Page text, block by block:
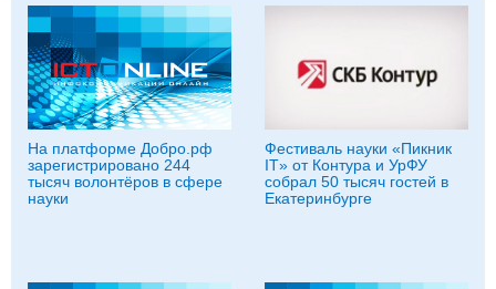
На платформе Добро.рф
зарегистрировано 244
тысяч волонтёров в сфере
науки
Фестиваль науки «Пикник
IT» от Контура и УрФУ
собрал 50 тысяч гостей в
Екатеринбурге